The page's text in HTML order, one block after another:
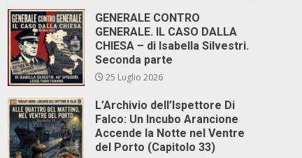
GENERALE CONTRO
GENERALE. IL CASO DALLA
CHIESA – di Isabella Silvestri.
Seconda parte
25 Luglio 2026
L’Archivio dell’Ispettore Di
Falco: Un Incubo Arancione
Accende la Notte nel Ventre
del Porto (Capitolo 33)